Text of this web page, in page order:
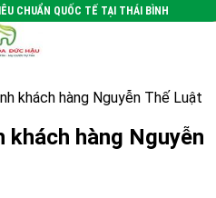
CHUẨN QUỐC TẾ TẠI THÁI BÌNH
khách hàng Nguyễn Thế Luật
khách hàng Nguyễn